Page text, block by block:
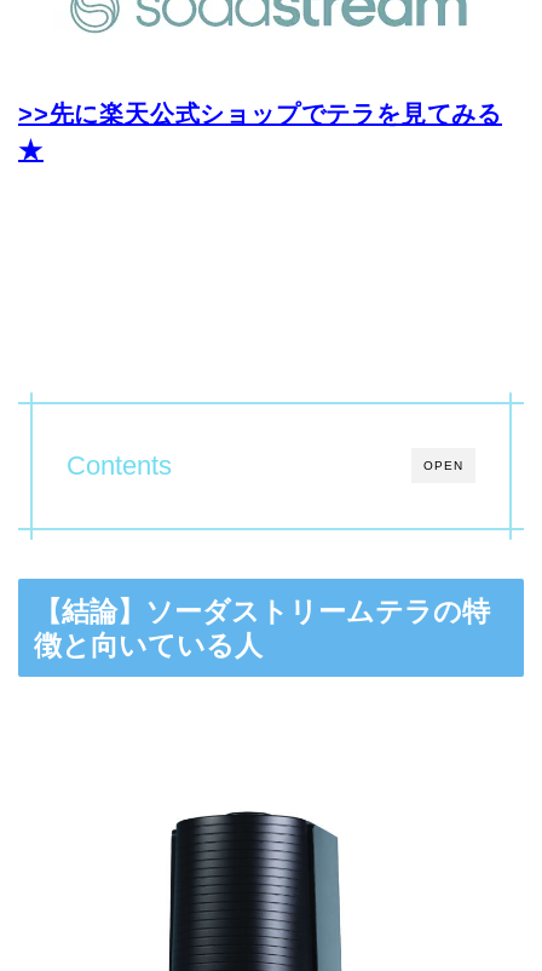
>>先に楽天公式ショップでテラを見てみる
★
OPEN
Contents
【結論】ソーダストリームテラの特
徴と向いている人